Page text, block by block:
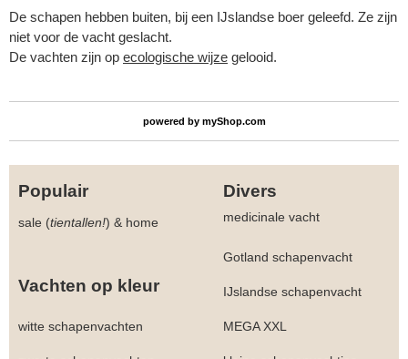
De schapen hebben buiten, bij een IJslandse boer geleefd. Ze zijn
niet voor de vacht geslacht.
De vachten zijn op ecologische wijze gelooid.
powered by myShop.com
Populair Divers
sale (tientallen!) & home medicinale vacht
Gotland schapenvacht
Vachten op kleur IJslandse schapenvacht
witte schapenvachten MEGA XXL